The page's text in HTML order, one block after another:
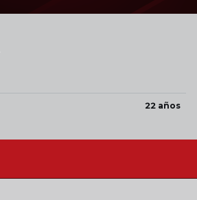
22 años